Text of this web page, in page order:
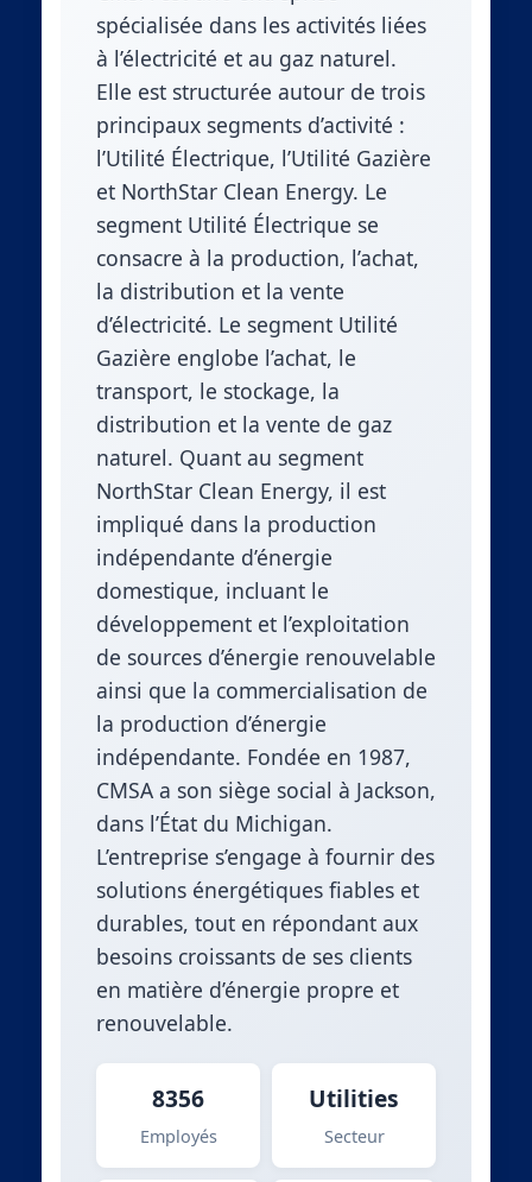
spécialisée dans les activités liées
à l’électricité et au gaz naturel.
Elle est structurée autour de trois
principaux segments d’activité :
l’Utilité Électrique, l’Utilité Gazière
et NorthStar Clean Energy. Le
segment Utilité Électrique se
consacre à la production, l’achat,
la distribution et la vente
d’électricité. Le segment Utilité
Gazière englobe l’achat, le
transport, le stockage, la
distribution et la vente de gaz
naturel. Quant au segment
NorthStar Clean Energy, il est
impliqué dans la production
indépendante d’énergie
domestique, incluant le
développement et l’exploitation
de sources d’énergie renouvelable
ainsi que la commercialisation de
la production d’énergie
indépendante. Fondée en 1987,
CMSA a son siège social à Jackson,
dans l’État du Michigan.
L’entreprise s’engage à fournir des
solutions énergétiques fiables et
durables, tout en répondant aux
besoins croissants de ses clients
en matière d’énergie propre et
renouvelable.
8356
Employés
Utilities
Secteur